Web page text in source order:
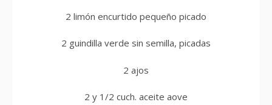
2 limón encurtido pequeño picado
2 guindilla verde sin semilla, picadas
2 ajos
2 y 1/2 cuch. aceite aove